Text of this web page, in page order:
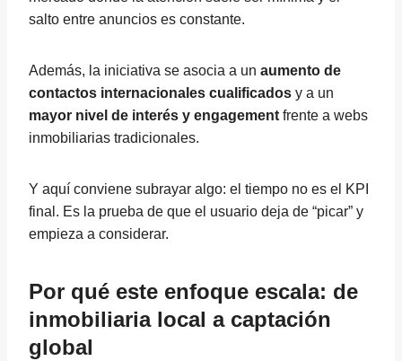
salto entre anuncios es constante.
Además, la iniciativa se asocia a un aumento de
contactos internacionales cualificados y a un
mayor nivel de interés y engagement frente a webs
inmobiliarias tradicionales.
Y aquí conviene subrayar algo: el tiempo no es el KPI
final. Es la prueba de que el usuario deja de “picar” y
empieza a considerar.
Por qué este enfoque escala: de
inmobiliaria local a captación
global